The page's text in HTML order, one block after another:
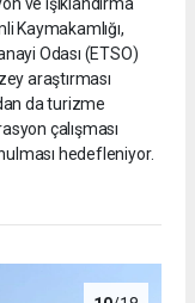
ve ışıklandırma
Kaymakamlığı,
Odası (ETSO)
araştırması
da turizme
çalışması
hedefleniyor.